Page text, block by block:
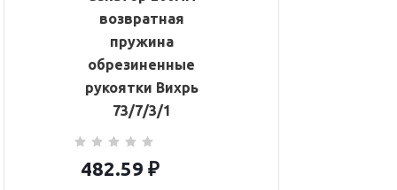
возвратная
пружина
обрезиненные
рукоятки Вихрь
73/7/3/1
482.59 ₽